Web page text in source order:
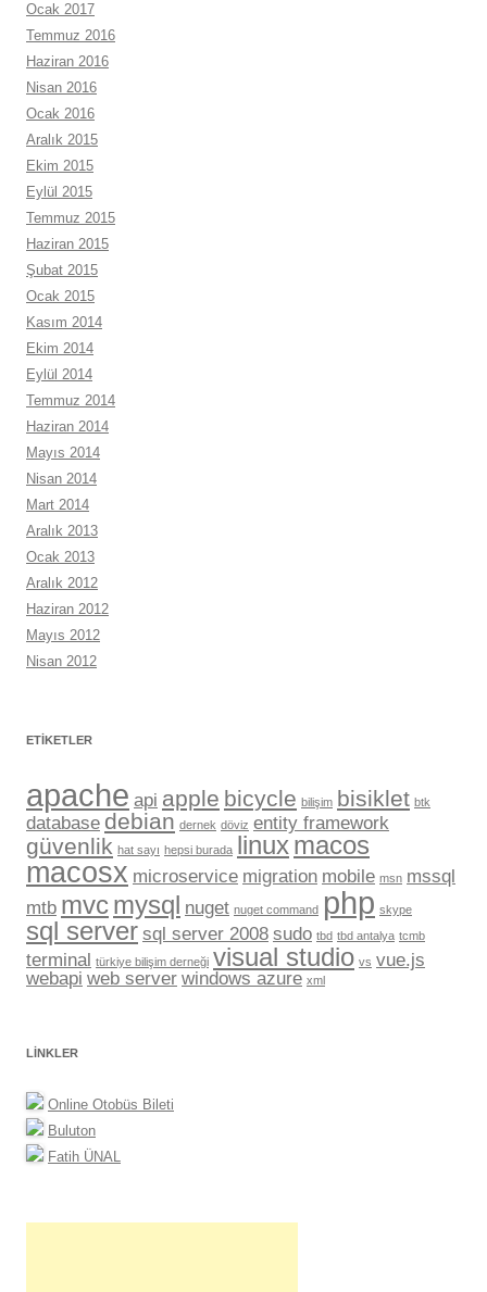
Ocak 2017
Temmuz 2016
Haziran 2016
Nisan 2016
Ocak 2016
Aralık 2015
Ekim 2015
Eylül 2015
Temmuz 2015
Haziran 2015
Şubat 2015
Ocak 2015
Kasım 2014
Ekim 2014
Eylül 2014
Temmuz 2014
Haziran 2014
Mayıs 2014
Nisan 2014
Mart 2014
Aralık 2013
Ocak 2013
Aralık 2012
Haziran 2012
Mayıs 2012
Nisan 2012
ETIKETLER
apache api apple bicycle bilişim bisiklet btk
database debian dernek döviz entity framework
güvenlik hat sayı hepsi burada linux macos
macosx microservice migration mobile msn mssql
mtb mvcmysql nuget nuget command php skype
sql server sql server 2008 sudo tbd tbd antalya tcmb
terminal türkiye bilişim derneği visual studio vs vue.js
webapi web server windows azure xml
LINKLER
Online Otobüs Bileti
Buluton
Fatih ÜNAL